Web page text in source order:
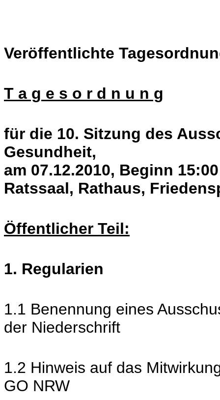
Veröffentlichte
T a g e s o r d n u n g
für die 10. Sitzung des
Gesundheit,
am 07.12.2010, Beginn
Ratssaal, Rathaus,
Öffentlicher Teil:
1. Regularien
1.1 Benennung eines
der Niederschrift
1.2 Hinweis auf das
GO NRW